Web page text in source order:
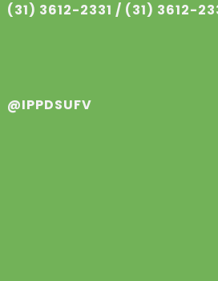
(31) 3612-2331 / (31) 3612-
@IPPDSUFV